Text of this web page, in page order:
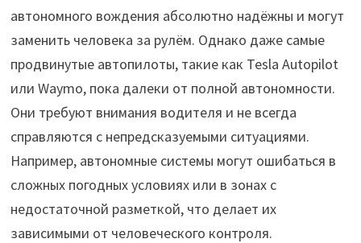
автономного вождения абсолютно надёжны и могут
заменить человека за рулём. Однако даже самые
продвинутые автопилоты, такие как Tesla Autopilot
или Waymo, пока далеки от полной автономности.
Они требуют внимания водителя и не всегда
справляются с непредсказуемыми ситуациями.
Например, автономные системы могут ошибаться в
сложных погодных условиях или в зонах с
недостаточной разметкой, что делает их
зависимыми от человеческого контроля.